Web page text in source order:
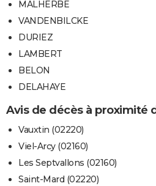
MALHERBE
VANDENBILCKE
DURIEZ
LAMBERT
BELON
DELAHAYE
Avis de décès à proximité
Vauxtin (02220)
Viel-Arcy (02160)
Les Septvallons (02160)
Saint-Mard (02220)